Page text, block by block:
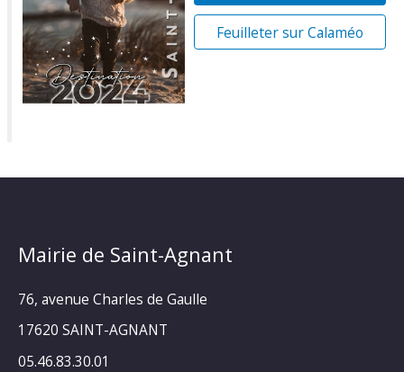
Feuilleter sur Calaméo
Mairie de Saint-Agnant
76, avenue Charles de Gaulle
17620 SAINT-AGNANT
05.46.83.30.01